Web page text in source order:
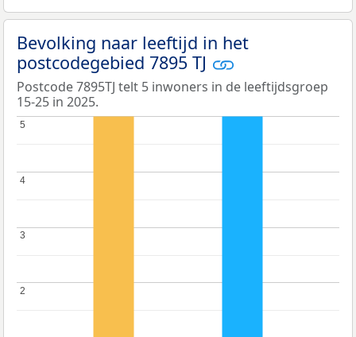
Bevolking naar leeftijd in het
postcodegebied 7895 TJ
Postcode 7895TJ telt 5 inwoners in de leeftijdsgroep
15-25 in 2025.
2
2
3
3
4
4
5
5